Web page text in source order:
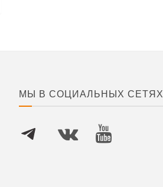
МЫ В СОЦИАЛЬНЫХ СЕТЯХ